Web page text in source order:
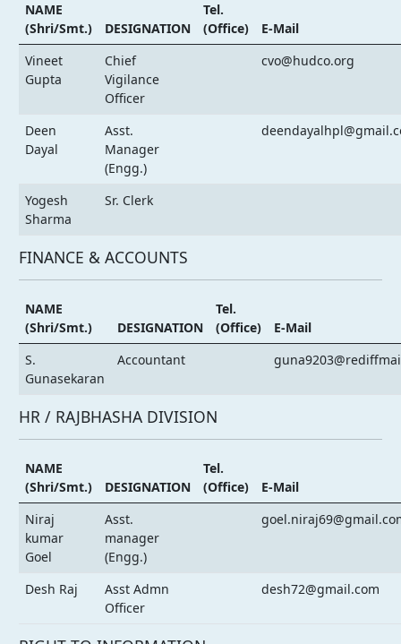
NAME
(Shri/Smt.)
DESIGNATION
Tel.
(Office)
E-Mail
Vineet
Gupta
Chief
Vigilance
Officer
cvo@hudco.org
Deen
Dayal
Asst.
Manager
(Engg.)
Yogesh
Sharma
Sr. Clerk
FINANCE & ACCOUNTS
NAME
(Shri/Smt.)
DESIGNATION
Tel.
(Office)
E-Mail
S.
Gunasekaran
Accountant
HR / RAJBHASHA DIVISION
NAME
(Shri/Smt.)
DESIGNATION
Tel.
(Office)
E-Mail
Niraj
kumar
Goel
Asst.
manager
(Engg.)
Desh Raj
Asst Admn
Officer
desh72@gmail.com